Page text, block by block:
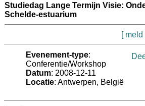
Studiedag Lange Termijn Visie:
Schelde-estuarium
[
Evenement-type:
Conferentie/Workshop
Datum: 2008-12-11
Locatie: Antwerpen, België